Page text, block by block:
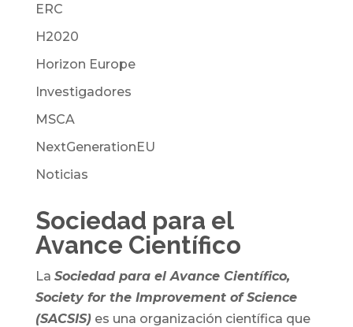
ERC
H2020
Horizon Europe
Investigadores
MSCA
NextGenerationEU
Noticias
Sociedad para el
Avance Científico
La Sociedad para el Avance Científico,
Society for the Improvement of Science
(SACSIS)es una organización científica que